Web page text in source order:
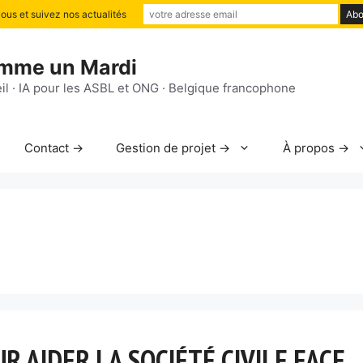
un Mardi
· IA pour les ASBL et ONG · Belgique francophone
Contact → Gestion de projet → À propos →
et suivez nos actualités